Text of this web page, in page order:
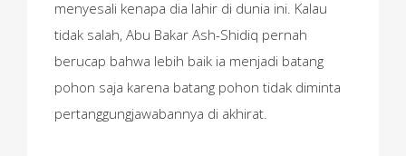
menyesali kenapa dia lahir di dunia ini. Kalau
tidak salah, Abu Bakar Ash-Shidiq pernah
berucap bahwa lebih baik ia menjadi batang
pohon saja karena batang pohon tidak diminta
pertanggungjawabannya di akhirat.